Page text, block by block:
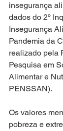
insegurança
dados do 2º
Insegurança
Pandemia da
realizado pela
Pesquisa em
Alimentar e
PENSSAN).
Os valores
pobreza e